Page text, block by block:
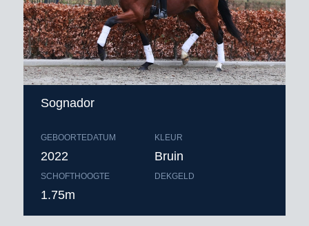
Sognador
GEBOORTEDATUM
2022
SCHOFTHOOGTE
1.75m
KLEUR
Bruin
DEKGELD